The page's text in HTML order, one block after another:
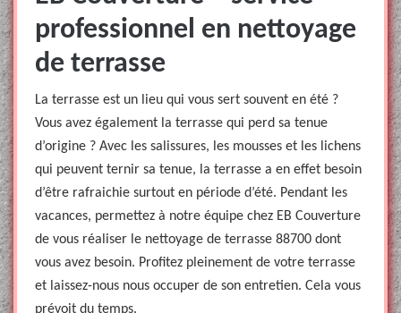
professionnel en nettoyage
de terrasse
La terrasse est un lieu qui vous sert souvent en été ?
Vous avez également la terrasse qui perd sa tenue
d’origine ? Avec les salissures, les mousses et les lichens
qui peuvent ternir sa tenue, la terrasse a en effet besoin
d’être rafraichie surtout en période d’été. Pendant les
vacances, permettez à notre équipe chez EB Couverture
de vous réaliser le nettoyage de terrasse 88700 dont
vous avez besoin. Profitez pleinement de votre terrasse
et laissez-nous nous occuper de son entretien. Cela vous
prévoit du temps.